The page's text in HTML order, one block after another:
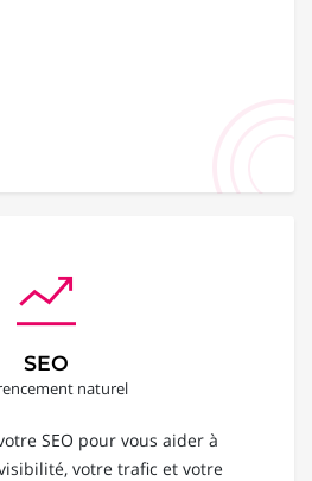
SEO
naturel
SEO pour vous aider à
votre trafic et votre